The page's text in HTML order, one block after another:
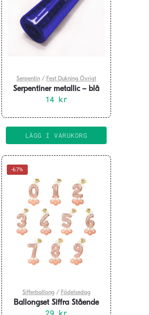
Serpentin/ Fest Dukning Övrigt
Serpentiner metallic – blå
14 kr
LÄGG I VARUKORG
-67%
Sifferballong / Födelsedag
Ballongset Siffra Stående
Rosé ”0-9”
29 kr